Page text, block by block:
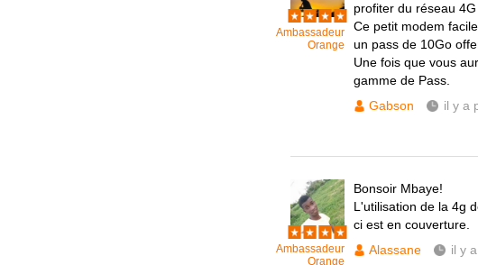
Ambassadeur
Orange
profiter du réseau
Ce petit modem
un pass de 10Go
Une fois que vous
gamme de Pass.
Gabson
il y a
Ambassadeur
Orange
Bonsoir Mbaye!
L'utilisation de la 4g
ci est en couverture.
Alassane
il y